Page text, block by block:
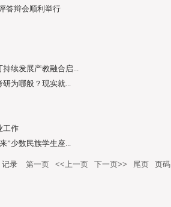
答辩会顺利举行
续发展产教融合启...
研为哪般？现实就...
工作
”少数民族学生座...
记录 第一页 <<上一页 下一页>> 尾页 页码